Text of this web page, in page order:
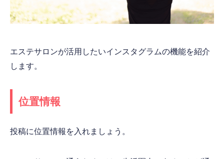
エステサロンが活用したいインスタグラムの機能を紹介
します。
位置情報
投稿に位置情報を入れましょう。